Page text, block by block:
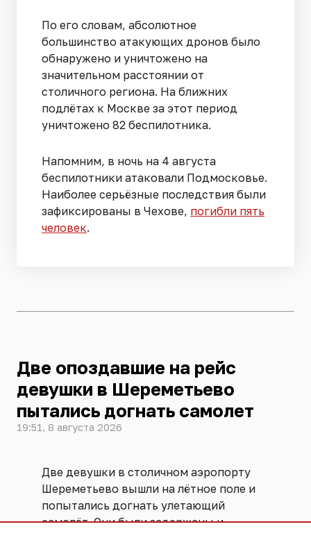
По его словам, абсолютное
большинство атакующих дронов было
обнаружено и уничтожено на
значительном расстоянии от
столичного региона. На ближних
подлётах к Москве за этот период
уничтожено 82 беспилотника.
Напомним, в ночь на 4 августа
беспилотники атаковали Подмосковье.
Наиболее серьёзные последствия были
зафиксированы в Чехове, погибли пять
человек.
Две опоздавшие на рейс
девушки в Шереметьево
пытались догнать самолет
19:51, 8 августа 2026
Две девушки в столичном аэропорту
Шереметьево вышли на лётное поле и
попытались догнать улетающий
самолёт. Они были задержаны и